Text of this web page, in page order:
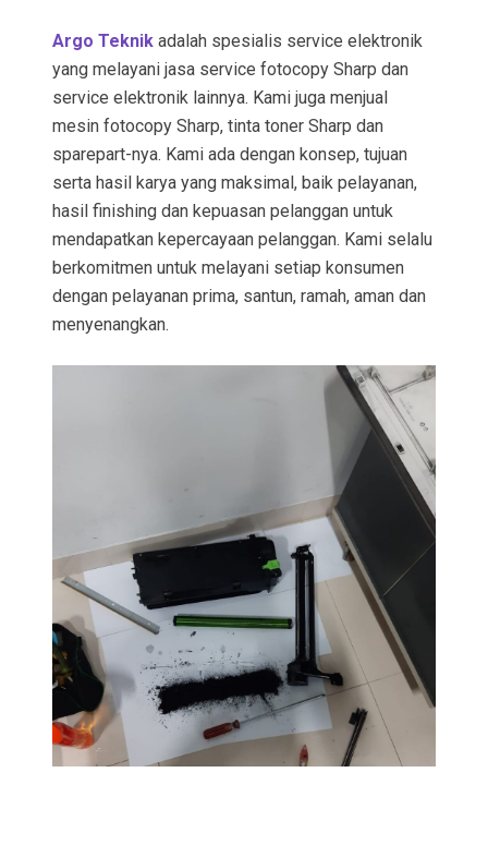
Argo Teknik adalah spesialis service elektronik
yang melayani jasa service fotocopy Sharp dan
service elektronik lainnya. Kami juga menjual
mesin fotocopy Sharp, tinta toner Sharp dan
sparepart-nya. Kami ada dengan konsep, tujuan
serta hasil karya yang maksimal, baik pelayanan,
hasil finishing dan kepuasan pelanggan untuk
mendapatkan kepercayaan pelanggan. Kami selalu
berkomitmen untuk melayani setiap konsumen
dengan pelayanan prima, santun, ramah, aman dan
menyenangkan.